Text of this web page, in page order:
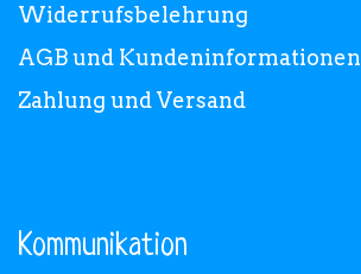
Widerrufsbelehrung
AGB und Kundeninformationen
Zahlung und Versand
Kommunikation